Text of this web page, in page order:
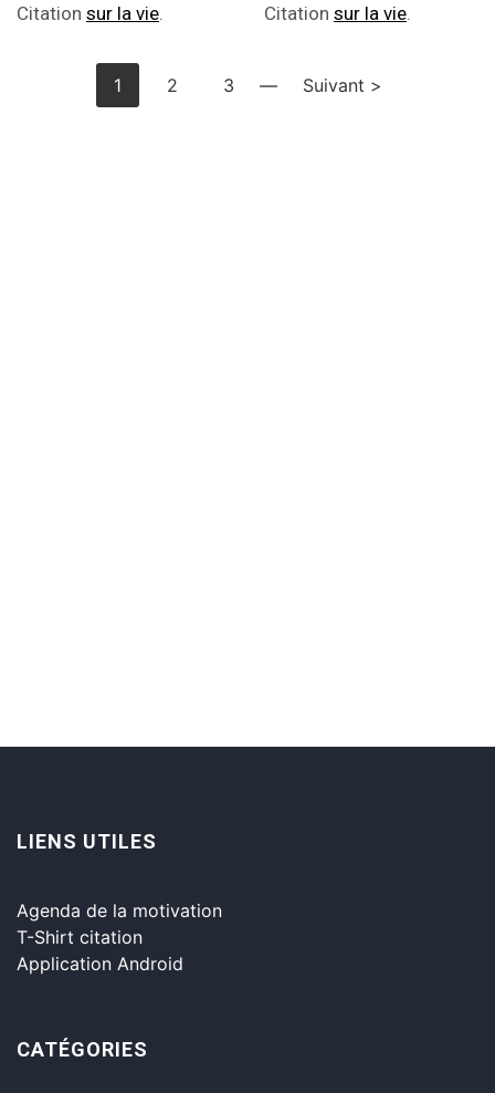
Citation sur la vie. Citation sur la vie.
1 2 3 — Suivant >
LIENS UTILES
Agenda de la motivation
T-Shirt citation
Application Android
CATÉGORIES